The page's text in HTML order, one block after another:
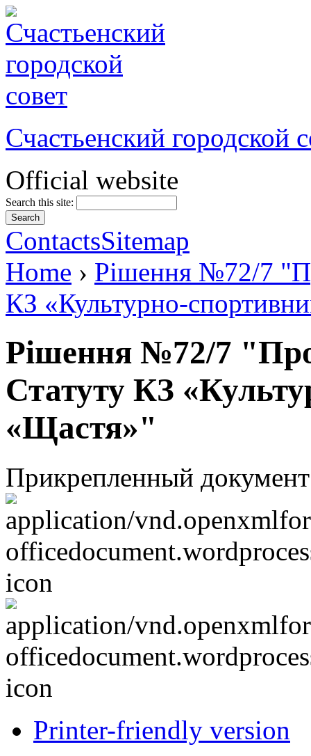
Счастьенский городской
Official website
Search this site:
ContactsSitemap
Home › Рішення №72/7
КЗ «Культурно-
Рішення №72/7 "Про
Статуту КЗ
«Щастя»"
Прикрепленный
Printer-friendly version